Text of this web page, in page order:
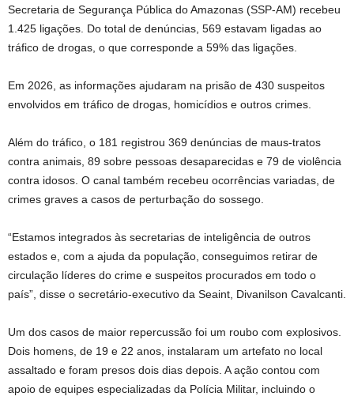
Secretaria de Segurança Pública do Amazonas (SSP-AM) recebeu
1.425 ligações. Do total de denúncias, 569 estavam ligadas ao
tráfico de drogas, o que corresponde a 59% das ligações.
Em 2026, as informações ajudaram na prisão de 430 suspeitos
envolvidos em tráfico de drogas, homicídios e outros crimes.
Além do tráfico, o 181 registrou 369 denúncias de maus-tratos
contra animais, 89 sobre pessoas desaparecidas e 79 de violência
contra idosos. O canal também recebeu ocorrências variadas, de
crimes graves a casos de perturbação do sossego.
“Estamos integrados às secretarias de inteligência de outros
estados e, com a ajuda da população, conseguimos retirar de
circulação líderes do crime e suspeitos procurados em todo o
país”, disse o secretário-executivo da Seaint, Divanilson Cavalcanti.
Um dos casos de maior repercussão foi um roubo com explosivos.
Dois homens, de 19 e 22 anos, instalaram um artefato no local
assaltado e foram presos dois dias depois. A ação contou com
apoio de equipes especializadas da Polícia Militar, incluindo o